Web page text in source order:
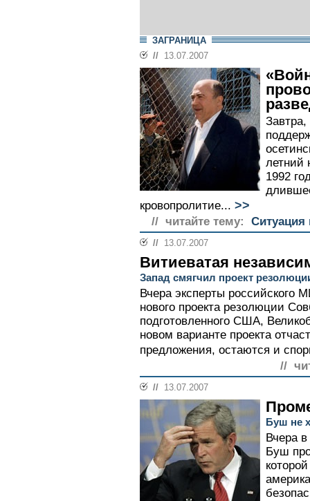
ЗАГРАНИЦА
// 13.07.2007
летний
1992
кровопролитие... >>
// читайте тему: Ситуация
// 13.07.2007
Витиеватая
Запад смягчил проект
Вчера эксперты российского
нового проекта резолюции
подготовленного США,
новом варианте проекта
предложения, остаются и
//
// 13.07.2007
Буш не
Вчера
Буш